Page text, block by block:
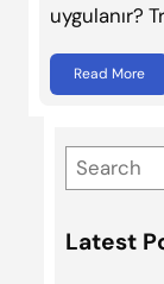
uygulanır?
Read More
e
r
Latest